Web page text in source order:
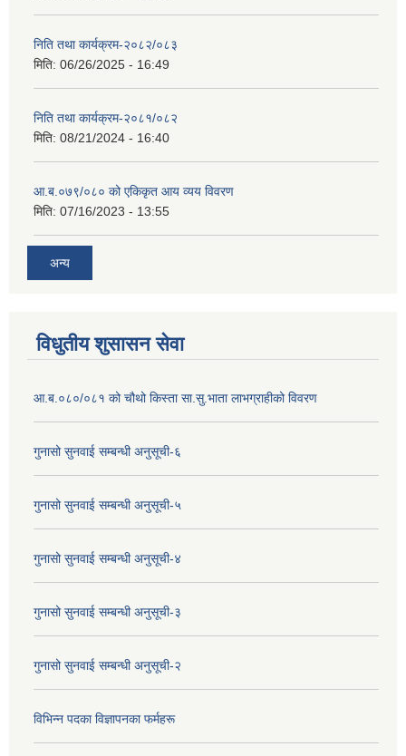
निति तथा कार्यक्रम-२०८२/०८३
मिति: 06/26/2025 - 16:49
निति तथा कार्यक्रम-२०८१/०८२
मिति: 08/21/2024 - 16:40
आ.ब.०७९/०८० को एकिकृत आय व्यय विवरण
मिति: 07/16/2023 - 13:55
अन्य
विधुतीय शुसासन सेवा
आ.ब.०८०/०८१ को चौथो किस्ता सा.सु.भाता लाभग्राहीको विवरण
गुनासो सुनवाई सम्बन्धी अनुसूची-६
गुनासो सुनवाई सम्बन्धी अनुसूची-५
गुनासो सुनवाई सम्बन्धी अनुसूची-४
गुनासो सुनवाई सम्बन्धी अनुसूची-३
गुनासो सुनवाई सम्बन्धी अनुसूची-२
विभिन्न पदका विज्ञापनका फर्महरू